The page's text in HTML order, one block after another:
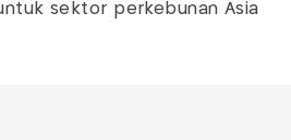
sektor perkebunan Asia